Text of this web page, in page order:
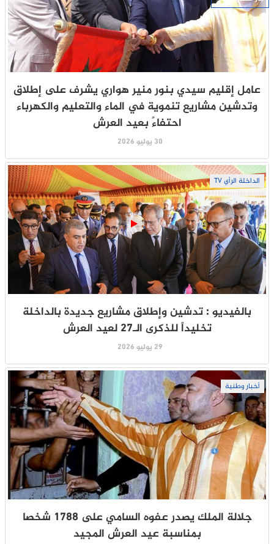
عامل إقليم سيدي بنور منير هواري يشرف على إطلاق
وتدشين مشاريع تنموية في الماء والتعليم والكهرباء
احتفاءً بعيد العرش
30 يوليو 2026
الداخلة الرأي TV
بالفيديو : تدشين وإطلاق مشاريع جديدة بالداخلة
تخليداً للذكرى الـ27 لعيد العرش
29 يوليو 2026
أخبار وطنية
جلالة الملك يصدر عفوه السامي على 1788 شخصا
بمناسبة عيد العرش المجيد